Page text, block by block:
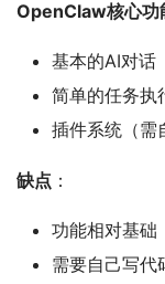
OpenClaw核心功
基本的AI对话
简单的任务执
插件系统（需
缺点 ：
功能相对基础
需要自己写代